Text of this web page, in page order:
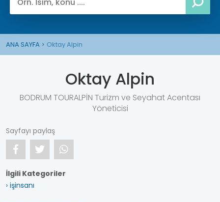
ANA SAYFA Oktay Alpin
Oktay Alpin
BODRUM TOURALPİN Turizm ve Seyahat Acentası
Yöneticisi
Sayfayı paylaş
İlgili Kategoriler
› işinsanı